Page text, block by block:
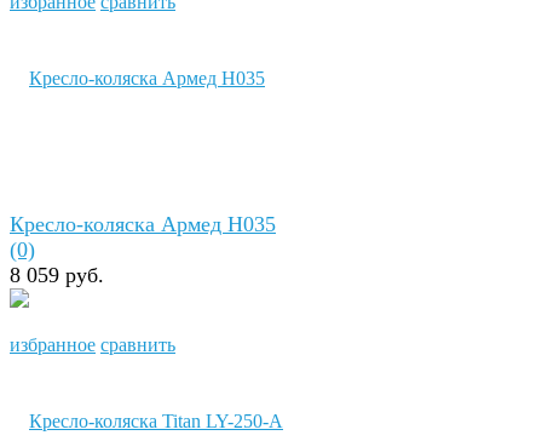
избранное сравнить
Кресло-коляска Армед Н035
(0)
8 059 руб.